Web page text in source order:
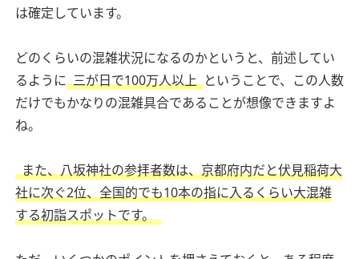
は確定しています。
どのくらいの混雑状況になるのかというと、前述してい
るように 三が日で100万人以上 ということで、この人数
だけでもかなりの混雑具合であることが想像できますよ
ね。
また、八坂神社の参拝者数は、京都府内だと伏見稲荷大
社に次ぐ2位、全国的でも10本の指に入るくらい大混雑
する初詣スポットです。